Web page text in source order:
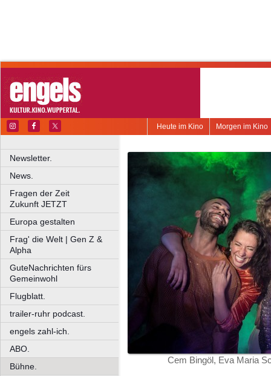
Morgen im Kino
Heute im Kino
Newsletter.
News.
Fragen der Zeit
Zukunft JETZT
Europa gestalten
Frag' die Welt | Gen Z &
Alpha
GuteNachrichten fürs
Gemeinwohl
Flugblatt.
trailer-ruhr podcast.
engels zahl-ich.
ABO.
Bühne.
Cem Bingöl, Eva Maria